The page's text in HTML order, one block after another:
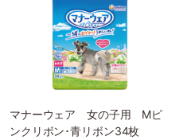
マナーウェア 女の子用 Mピ
ンクリボン･青リボン34枚